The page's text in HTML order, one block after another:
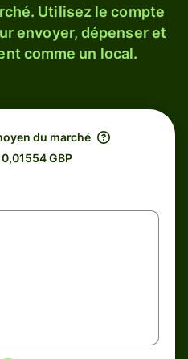
Utilisez le compte
envoyer, dépenser et
comme un local.
du marché
0,01554 GBP